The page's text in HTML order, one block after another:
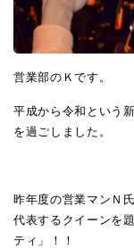
営業部のＫです。
平成から令和という
を過ごしました。
昨年度の営業マンＮ
代表するクイーンを
ティ」！！